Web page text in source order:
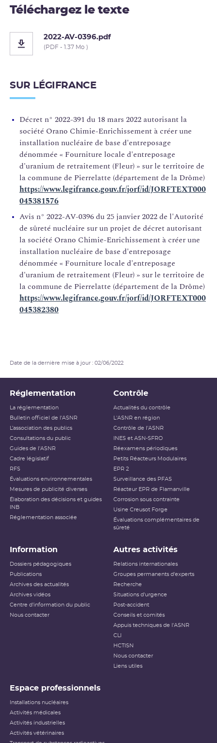
Téléchargez le texte
2022-AV-0396.pdf
(PDF - 1.37 Mo )
SUR LÉGIFRANCE
Décret n° 2022-391 du 18 mars 2022 autorisant la
société Orano Chimie-Enrichissement à créer une
installation nucléaire de base d'entreposage
dénommée « Fourniture locale d'entreposage
d'uranium de retraitement (Fleur) » sur le territoire de
la commune de Pierrelatte (département de la Drôme)
https://www.legifrance.gouv.fr/jorf/id/JORFTEXT000
045381576
Avis n° 2022-AV-0396 du 25 janvier 2022 de l'Autorité
de sûreté nucléaire sur un projet de décret autorisant
la société Orano Chimie-Enrichissement à créer une
installation nucléaire de base d'entreposage
dénommée « Fourniture locale d'entreposage
d'uranium de retraitement (Fleur) » sur le territoire de
la commune de Pierrelatte (département de la Drôme)
https://www.legifrance.gouv.fr/jorf/id/JORFTEXT000
045382380
Date de la dernière mise à jour : 02/06/2022
Réglementation
La réglementation
Bulletin officiel de l'ASNR
L’association des publics
Consultations du public
Guides de l'ASNR
Cadre législatif
RFS
Évaluations environnementales
Mesures de publicité diverses
Élaboration des décisions et guides
INB
Réglementation associée
Contrôle
Actualités du contrôle
L'ASNR en région
Contrôle de l'ASNR
INES et ASN-SFRO
Réexamens périodiques
Petits Réacteurs Modulaires
EPR 2
Surveillance des PFAS
Réacteur EPR de Flamanville
Corrosion sous contrainte
Usine Creusot Forge
Évaluations complémentaires de
sûreté
Information
Dossiers pédagogiques
Publications
Archives des actualités
Archives vidéos
Centre d'information du public
Nous contacter
Autres activités
Relations internationales
Groupes permanents d'experts
Recherche
Situations d'urgence
Post-accident
Conseils et comités
Appuis techniques de l'ASNR
CLI
HCTISN
Nous contacter
Liens utiles
Espace professionnels
Installations nucléaires
Activités médicales
Activités industrielles
Activités vétérinaires